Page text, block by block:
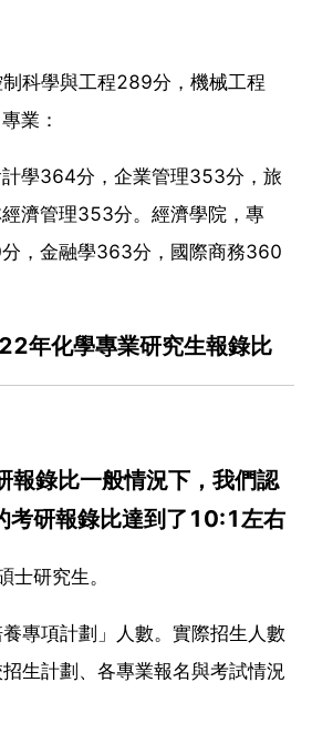
科學與工程289分，機械工程
業：
學364分，企業管理353分，旅
濟管理353分。經濟學院，專
，金融學363分，國際商務360
年化學專業研究生報錄比
報錄比一般情況下，我們認
考研報錄比達到了10:1左右
研究生。
專項計劃」人數。實際招生人數
生計劃、各專業報名與考試情況